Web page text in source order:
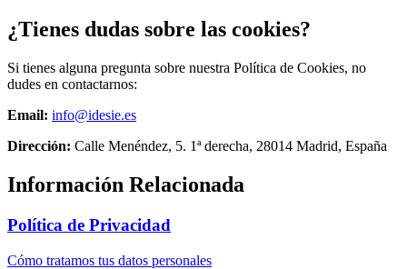
¿Tienes dudas sobre las cookies?
Si tienes alguna pregunta sobre nuestra Política de Cookies, no
dudes en contactarnos:
Email: info@idesie.es
Dirección: Calle Menéndez, 5. 1ª derecha, 28014 Madrid, España
Información Relacionada
Política de Privacidad
Cómo tratamos tus datos personales